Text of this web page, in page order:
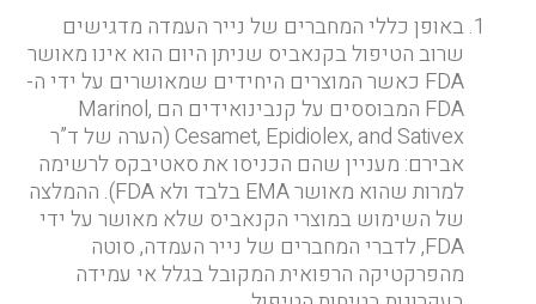
באופן כללי המחברים של נייר העמדה מדגישים
שרוב הטיפול בקנאביס שניתן היום הוא אינו מאושר
FDA כאשר המוצרים היחידים שמאושרים על ידי ה-
FDA המבוססים על קנבינואידים הם Marinol,
Cesamet, Epidiolex, and Sativex (הערה של ד”ר
אבירם: מעניין שהם הכניסו את סאטיבקס לרשימה
למרות שהוא מאושר EMA בלבד ולא FDA). ההמלצה
של השימוש במוצרי הקנאביס שלא מאושר על ידי
FDA, לדברי המחברים של נייר העמדה, סוטה
מהפרקטיקה הרפואית המקובל בגלל אי עמידה